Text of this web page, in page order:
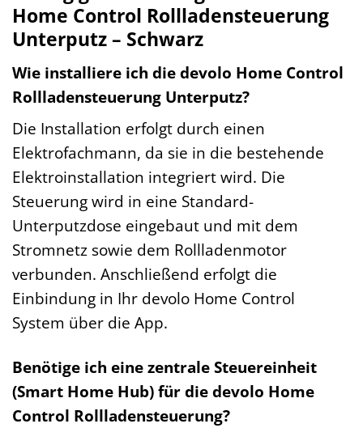
Home Control Rollladensteuerung
Unterputz – Schwarz
Wie installiere ich die devolo Home Control
Rollladensteuerung Unterputz?
Die Installation erfolgt durch einen
Elektrofachmann, da sie in die bestehende
Elektroinstallation integriert wird. Die
Steuerung wird in eine Standard-
Unterputzdose eingebaut und mit dem
Stromnetz sowie dem Rollladenmotor
verbunden. Anschließend erfolgt die
Einbindung in Ihr devolo Home Control
System über die App.
Benötige ich eine zentrale Steuereinheit
(Smart Home Hub) für die devolo Home
Control Rollladensteuerung?